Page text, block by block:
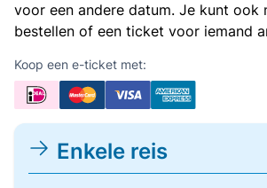
voor een andere datum. Je kunt ook
bestellen of een ticket voor iemand
Koop een e-ticket met:
Enkele reis